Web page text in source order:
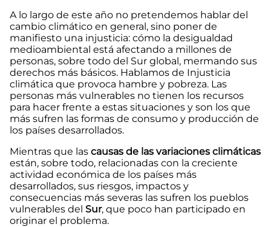
A lo largo de este año no pretendemos hablar del
cambio climático en general, sino poner de
manifiesto una injusticia: cómo la desigualdad
medioambiental está afectando a millones de
personas, sobre todo del Sur global, mermando sus
derechos más básicos. Hablamos de Injusticia
climática que provoca hambre y pobreza. Las
personas más vulnerables no tienen los recursos
para hacer frente a estas situaciones y son los que
más sufren las formas de consumo y producción de
los países desarrollados.
Mientras que las causas de las variaciones climáticas
están, sobre todo, relacionadas con la creciente
actividad económica de los países más
desarrollados, sus riesgos, impactos y
consecuencias más severas las sufren los pueblos
vulnerables del Sur, que poco han participado en
originar el problema.